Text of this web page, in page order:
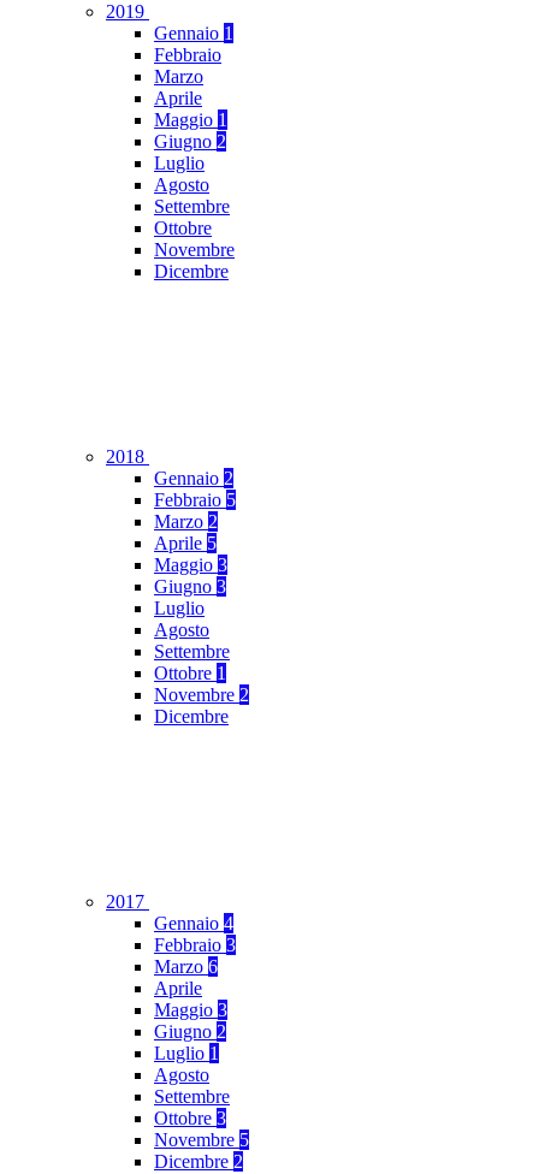
2019
Gennaio 1
Febbraio
Marzo
Aprile
Maggio 1
Giugno 2
Luglio
Agosto
Settembre
Ottobre
Novembre
Dicembre
2018
Gennaio 2
Febbraio 5
Marzo 2
Aprile 5
Maggio 3
Giugno 3
Luglio
Agosto
Settembre
Ottobre 1
Novembre 2
Dicembre
2017
Gennaio 4
Febbraio 3
Marzo 6
Aprile
Maggio 3
Giugno 2
Luglio 1
Agosto
Settembre
Ottobre 3
Novembre 5
Dicembre 2